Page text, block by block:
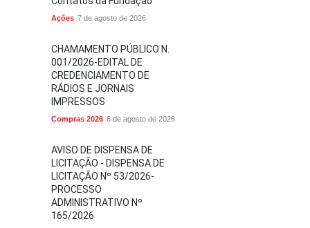
Ações 7 de agosto de 2026
CHAMAMENTO PÚBLICO N.
001/2026-EDITAL DE
CREDENCIAMENTO DE
RÁDIOS E JORNAIS
IMPRESSOS
Compras 2026 6 de agosto de 2026
AVISO DE DISPENSA DE
LICITAÇÃO - DISPENSA DE
LICITAÇÃO Nº 53/2026-
PROCESSO
ADMINISTRATIVO Nº
165/2026